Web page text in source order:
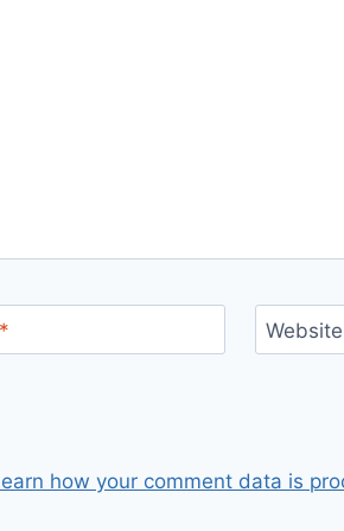
* Website
how your comment data is